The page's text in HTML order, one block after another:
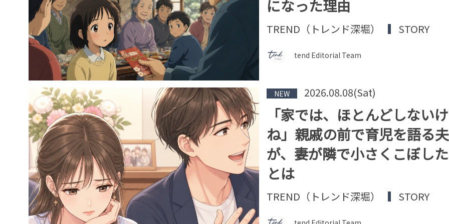
になった理由
TREND（トレンド深堀） STORY
tend Editorial Team
NEW 2026.08.08(Sat)
「家では、ほとんどしない
ね」親戚の前で育児を語る
が、妻が隣で小さくこぼし
とは
TREND（トレンド深堀） STORY